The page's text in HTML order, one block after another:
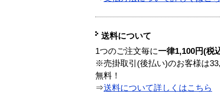
送料について
1つのご注文毎に一律1,100円(税
※売掛取引(後払い)のお客様は
無料！
⇒送料について詳しくはこちら